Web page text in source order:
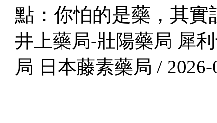
點：你怕的是藥，其實
井上藥局-壯陽藥局 犀
局 日本藤素藥局 / 2026-